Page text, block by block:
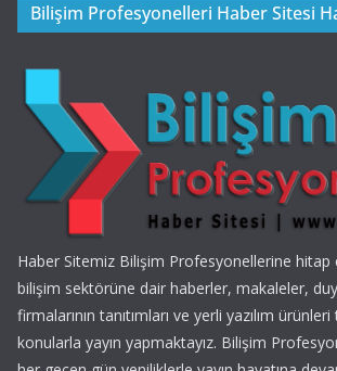
Bilişim Profesyonelleri Haber Sitesi
Haber Sitemiz Bilişim Profesyonellerine hitap
bilişim sektörüne dair haberler, makaleler,
firmalarının tanıtımları ve yerli yazılım ürünleri
konularla yayın yapmaktayız. Bilişim